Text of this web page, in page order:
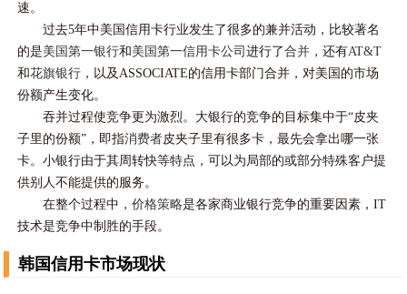
速。
过去5年中美国信用卡行业发生了很多的兼并活动，比较著名
的是美国第一银行和 美国第一信用卡公司进行了合并 ，还有AT&T
和花旗银行 ，以及ASSOCIATE的信用卡部门合并，对美国的市场
份额产生变化。
吞并过程使竞争更为激烈。大银行的竞争的目标集中于“皮夹
子里的份额”，即指消费者皮夹子里有很多卡，最先会拿出哪一张
卡。小银行由于其周转快等特点，可以为局部的或部分特殊客户提
供别人不能提供的服务。
在整个过程中，价格策略是各家商业银行竞争的重要因素，IT
技术是竞争中制胜的手段。
韩国信用卡市场现状